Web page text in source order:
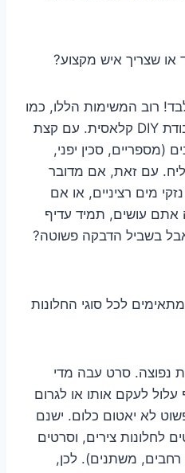
שצריך איש מקצוע?
רוב המשימות הללו, כמו
הדבקת סרטי איטום, הן עבודת DIY קלאסית. עם קצת
(מספריים, סכין יפני,
עם זאת, אם מדובר
מים רציניים, או אם
עושים, תמיד עדיף
בשביל הדבקה פשוטה?
לכל סוגי החלונות
נפוצה. סרט עבה מדי
לעקם אותו או לגרום
לא יאטום כלום. ישנם
לחלונות צירים, וסרטים
רחבים, משתנים). לכן,